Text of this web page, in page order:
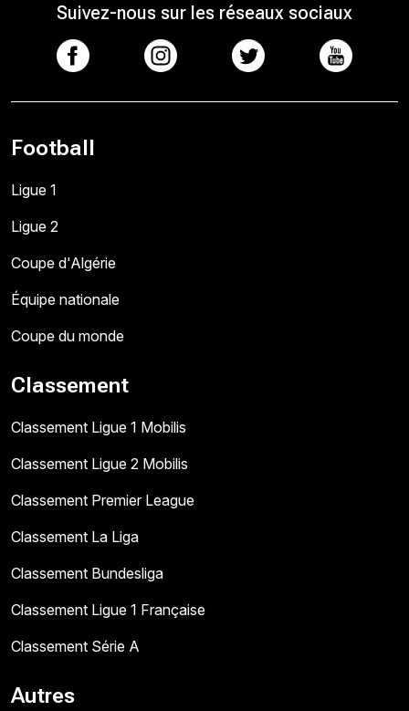
Suivez-nous sur les réseaux sociaux
Football
Ligue 1
Ligue 2
Coupe d'Algérie
Équipe nationale
Coupe du monde
Classement
Classement Ligue 1 Mobilis
Classement Ligue 2 Mobilis
Classement Premier League
Classement La Liga
Classement Bundesliga
Classement Ligue 1 Française
Classement Série A
Autres